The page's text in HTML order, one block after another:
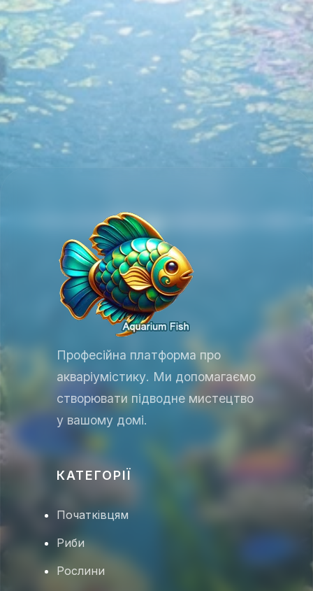
🐠
Професійна платформа про
акваріумістику. Ми допомагаємо
створювати підводне мистецтво
у вашому домі.
КАТЕГОРІЇ
Початківцям
Риби
Рослини